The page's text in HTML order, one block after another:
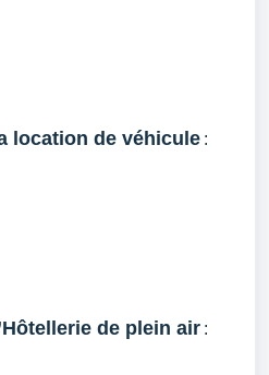
location de véhicule :
de plein air :